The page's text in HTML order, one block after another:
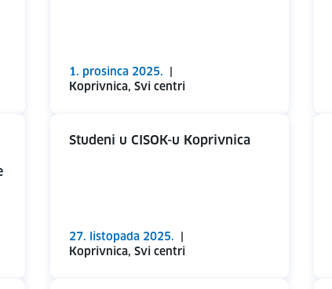
1. prosinca 2025.
Koprivnica, Svi centri
Studeni u CISOK-u Koprivnica
27. listopada 2025.
Koprivnica, Svi centri